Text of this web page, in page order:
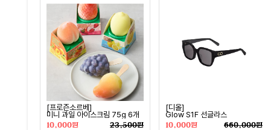
[프로즌소르베]
미니 과일 아이스크림 75g 6개
10,000원
23,500원
[디올]
Glow S1F 선글라스
10,000원
660,000원